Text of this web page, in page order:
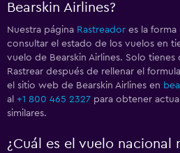
Bearskin Airlines?
Nuestra página Rastreador es la forma
consultar el estado de los vuelos en
vuelo de Bearskin Airlines. Solo
Rastrear después de rellenar el
el sitio web de Bearskin Airlines en
al +1 800 465 2327 para obtener
similares.
¿Cuál es el vuelo nacional